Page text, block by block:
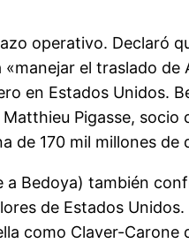
operativo. Declaró
el traslado
en Estados Unidos.
Pigasse,
de 170 mil millones de
Bedoya) también
de Estados
como Claver-